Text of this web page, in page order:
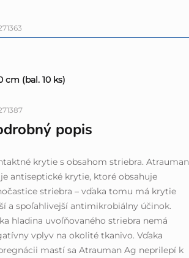
cm (bal. 10 ks)
popis
krytie s obsahom striebra. Atrauman
antiseptické krytie, ktoré obsahuje
striebra – vďaka tomu má krytie
a spoľahlivejší antimikrobiálny účinok.
hladina uvoľňovaného striebra nemá
vplyv na okolité tkanivo. Vďaka
mastí sa Atrauman Ag neprilepí k